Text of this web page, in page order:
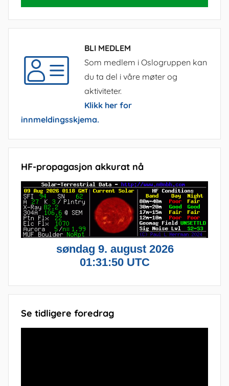
BLI MEDLEM
Som medlem i Oslogruppen kan
du ta del i våre møter og
aktiviteter.
Klikk her for
innmeldingsskjema.
HF-propagasjon akkurat nå
Se tidligere foredrag